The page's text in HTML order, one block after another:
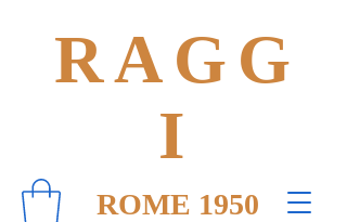
RAGG
I
ROME 1950